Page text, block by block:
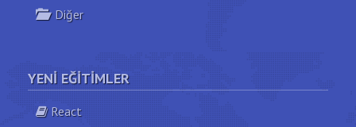
Diğer
YENI EĞITIMLER
React